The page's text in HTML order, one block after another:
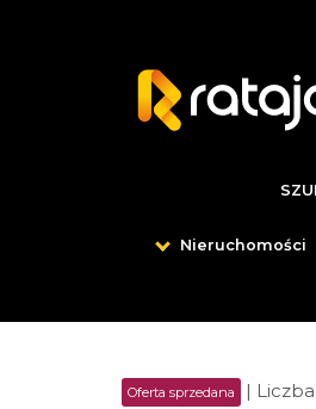
Nieruchomości
Oferta sprzedana |